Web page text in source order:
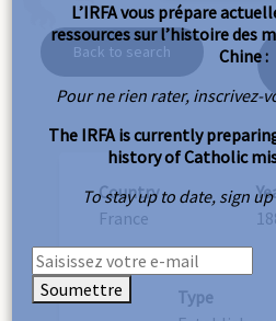
Back to search
Country
France
Type
L’IRFA vous prépare
ressources sur l’histoire des
Chine :
Pour ne rien rater, inscrivez-
The IRFA is currently
history of Catholic
To stay up to date, sign
Soumettre